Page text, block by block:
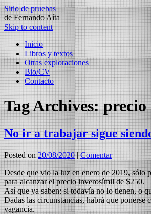
Sitio de pruebas
de Fernando Aíta
Skip to content
Inicio
Libros y textos
Otras exploraciones
Bio/CV
Contacto
Tag Archives:precio
No ir a trabajar sigue
Posted on 20/08/2020 | Comentar
Desde que vio la luz en enero de 2019, sólo
para alcanzar el precio inverosímil de $250.
Así que ya saben: si todavía no lo tienen, o
Dadas las circunstancias, habrá que
vagancia.